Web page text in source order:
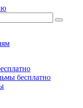
бесплатно